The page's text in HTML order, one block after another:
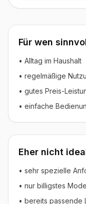
Für wen
• Alltag im Haushalt
• regelmäßige
• gutes Preis-
• einfache
Eher nicht
• sehr spezielle
• nur billigstes
• bereits passende